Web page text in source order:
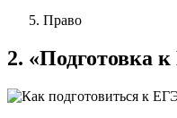
Право
2. «Подготовка